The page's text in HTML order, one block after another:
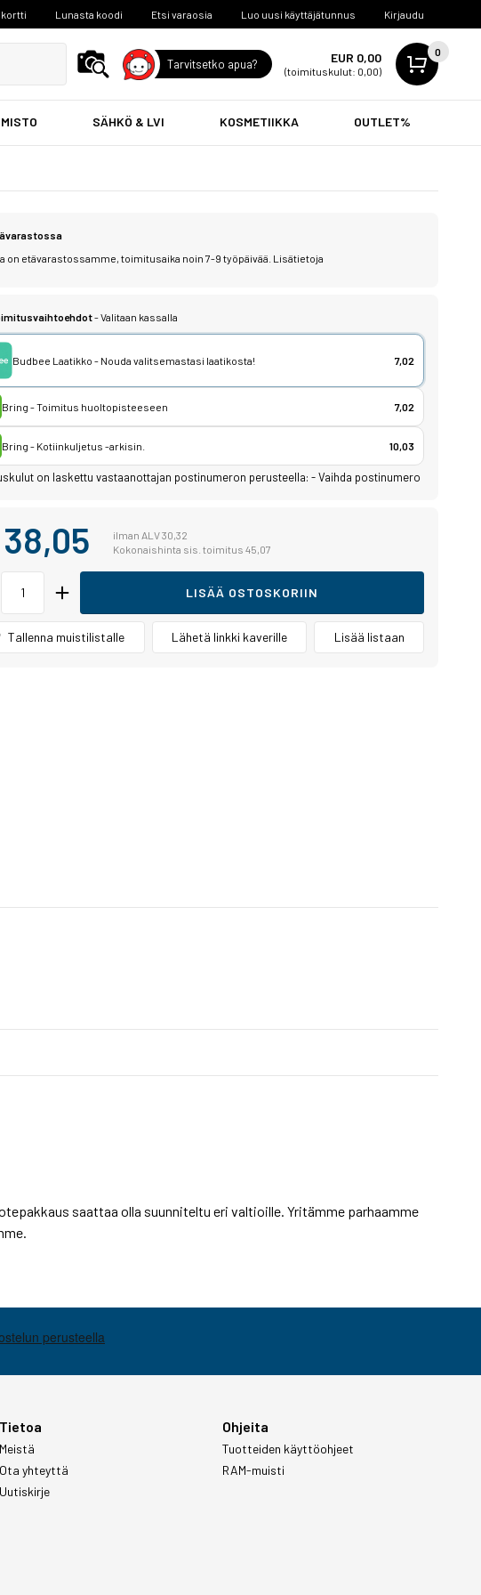
Lunasta koodi Etsi varaosia Luo uusi käyttäjätunnus Kirjaudu
Tarvitsetko apua? EUR 0,00
(toimituskulut: 0,00)
0
SÄHKÖ & LVI KOSMETIIKKA OUTLET%
on etävarastossamme, toimitusaika noin 7-9 työpäivää. Lisätietoja
- Valitaan kassalla
Budbee Laatikko - Nouda valitsemastasi laatikosta! 7,02
Bring - Toimitus huoltopisteeseen 7,02
Bring - Kotiinkuljetus -arkisin. 10,03
on laskettu vastaanottajan postinumeron perusteella: -Vaihda postinumero
38,05
ilman ALV 30,32
Kokonaishinta sis. toimitus 45,07
LISÄÄ OSTOSKORIIN
Tallenna muistilistalle Lähetä linkki kaverille Lisää listaan
saattaa olla suunniteltu eri valtioille. Yritämme parhaamme
Tietoa
Meistä
Ota yhteyttä
Uutiskirje
Ohjeita
Tuotteiden käyttöohjeet
RAM-muisti